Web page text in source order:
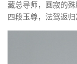
藏总导师，圆寂的
四段玉尊，法驾返归